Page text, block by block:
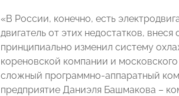
«В России, конечно, есть
двигатель от этих недостатков,
принципиально изменил систему
кореновской компании и
сложный программно-аппаратный
предприятие Даниэля Башмакова –